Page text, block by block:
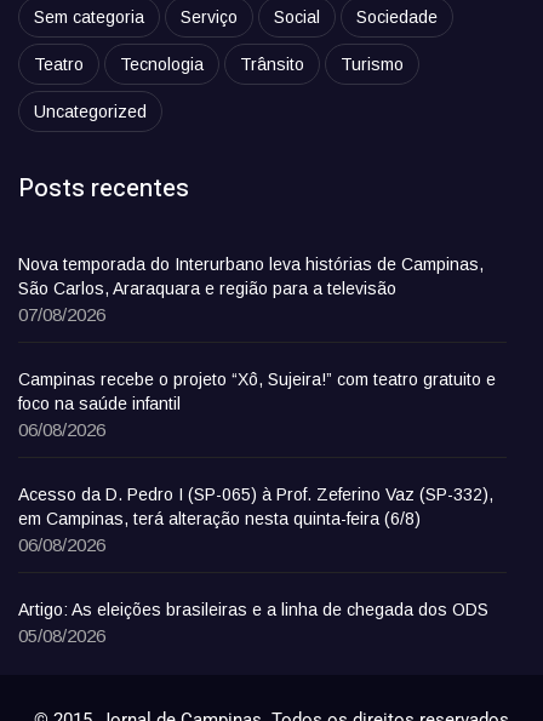
Sem categoria Serviço Social Sociedade
Teatro Tecnologia Trânsito Turismo
Uncategorized
Posts recentes
Nova temporada do Interurbano leva histórias de Campinas,
São Carlos, Araraquara e região para a televisão
07/08/2026
Campinas recebe o projeto “Xô, Sujeira!” com teatro gratuito e
foco na saúde infantil
06/08/2026
Acesso da D. Pedro I (SP-065) à Prof. Zeferino Vaz (SP-332),
em Campinas, terá alteração nesta quinta-feira (6/8)
06/08/2026
Artigo: As eleições brasileiras e a linha de chegada dos ODS
05/08/2026